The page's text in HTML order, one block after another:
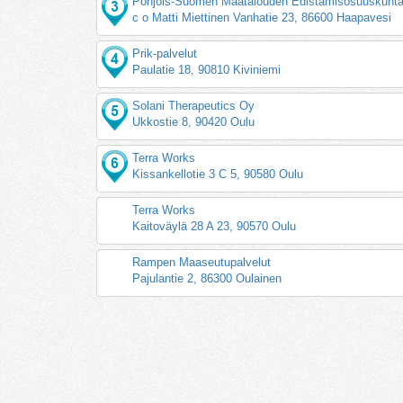
c o Matti Miettinen Vanhatie 23, 86600 Haapavesi
Prik-palvelut
Paulatie 18, 90810 Kiviniemi
Solani Therapeutics Oy
Ukkostie 8, 90420 Oulu
Terra Works
Kissankellotie 3 C 5, 90580 Oulu
Terra Works
Kaitoväylä 28 A 23, 90570 Oulu
Rampen Maaseutupalvelut
Pajulantie 2, 86300 Oulainen